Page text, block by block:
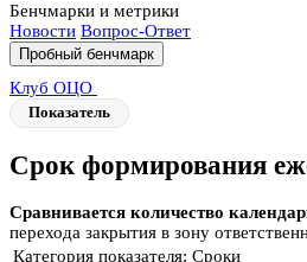
Бенчмарки и метрики
Новости Вопрос-Ответ
Пробный бенчмарк
Клуб ОЦО
Показатель
Срок формирования
Сравнивается количество
перехода закрытия в зону
Категория показателя: Сроки